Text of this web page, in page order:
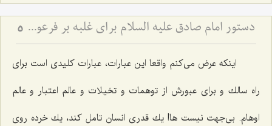
دستور امام صادق علیه السلام برای غلبه بر فرعونیت نفس 5
اینكه عرض می‌كنم واقعا این عبارات، عبارات كلیدی است برای
راه سالك و برای عبورش از توهمات و تخیلات و عالم اعتبار و عالم
اوهام. بی‌جهت نیست ها! یك قدری انسان تامل كند، یك خرده روی